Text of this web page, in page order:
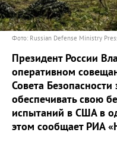
Фото: Russian Defense Ministry
Президент России
оперативном
Совета Безопасности
обеспечивать свою
испытаний в США в
этом сообщает РИА